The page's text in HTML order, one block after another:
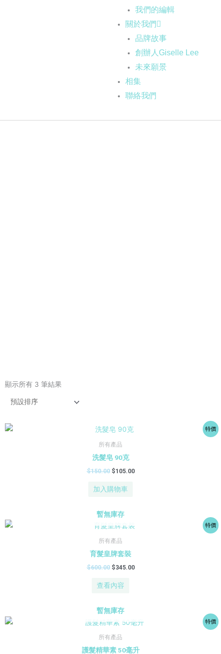
我們的編輯
關於我們
品牌故事
創辦人Giselle Lee
未來願景
相集
聯絡我們
顯示所有 3 筆結果
特價
所有產品
洗髮皂 90克
$150.00
原
始
價
$150.00。
$105.00
加入購物車
特價
暫無庫存
所有產品
育髮皇牌套裝
$600.00
始
價
$600.00。
$345.00
前
查看內容
特價
暫無庫存
所有產品
護髮精華素 50毫升
始
價
$450.00。
前
$225.00。